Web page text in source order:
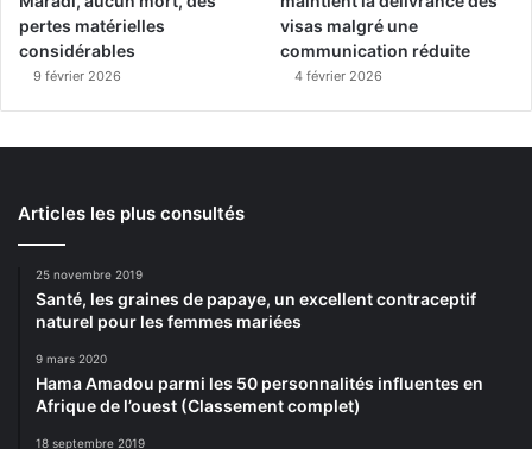
pertes matérielles
considérables
9 février 2026
visas malgré une
communication réduite
4 février 2026
Articles les plus consultés
25 novembre 2019
Santé, les graines de papaye, un excellent contraceptif
naturel pour les femmes mariées
9 mars 2020
Hama Amadou parmi les 50 personnalités influentes en
Afrique de l’ouest (Classement complet)
18 septembre 2019